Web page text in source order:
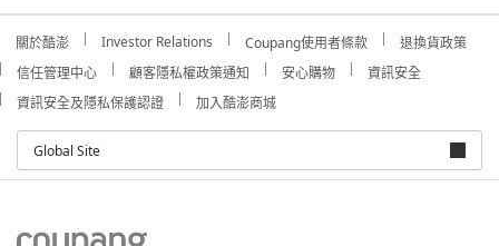
關於酷澎 Investor Relations Coupang使用者條款
退換貨政策
信任管理中心
顧客隱私權政策通知 安心購物
資訊安全
資訊安全及隱私保護認證
加入酷澎商城
Global Site